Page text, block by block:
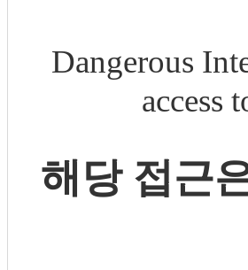
Dangerous
access
해당 접근